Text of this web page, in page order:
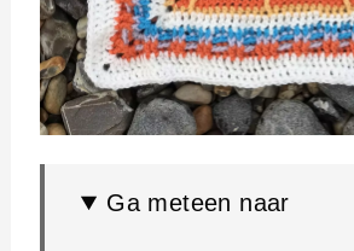
Ga meteen naar